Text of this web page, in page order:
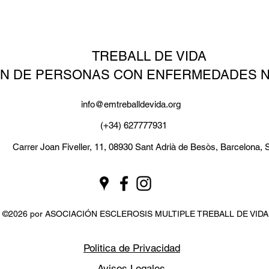
TREBALL DE VIDA
DE PERSONAS CON ENFERMEDADES
info@emtreballdevida.org
(+34) 627777931
Carrer Joan Fiveller, 11, 08930 Sant Adrià de Besòs, Barcelona,
©2026 por ASOCIACIÓN ESCLEROSIS MULTIPLE TREBALL DE VIDA
Politica de Privacidad